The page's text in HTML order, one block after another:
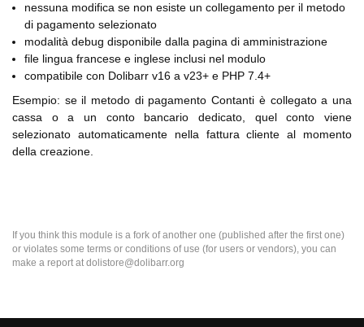
nessuna modifica se non esiste un collegamento per il metodo
di pagamento selezionato
modalità debug disponibile dalla pagina di amministrazione
file lingua francese e inglese inclusi nel modulo
compatibile con Dolibarr v16 a v23+ e PHP 7.4+
Esempio: se il metodo di pagamento Contanti è collegato a una
cassa o a un conto bancario dedicato, quel conto viene
selezionato automaticamente nella fattura cliente al momento
della creazione.
If you think this module is a fork of another one (published after the first one)
or violates some terms or conditions of use (for users or vendors), you can
make a report at dolistore@dolibarr.org